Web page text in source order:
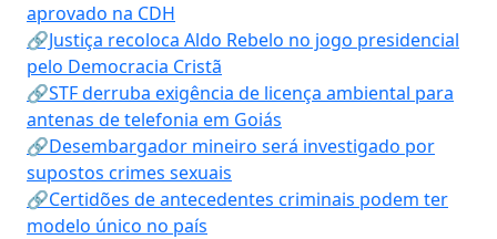
aprovado na CDH
🔗Justiça recoloca Aldo Rebelo no jogo presidencial
pelo Democracia Cristã
🔗STF derruba exigência de licença ambiental para
antenas de telefonia em Goiás
🔗Desembargador mineiro será investigado por
supostos crimes sexuais
🔗Certidões de antecedentes criminais podem ter
modelo único no país